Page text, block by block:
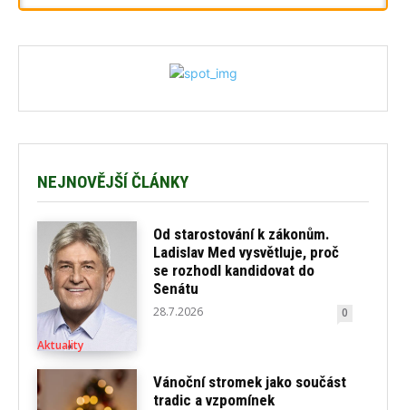
NEJNOVĚJŠÍ ČLÁNKY
Aktuality
Od starostování k zákonům.
Ladislav Med vysvětluje, proč
se rozhodl kandidovat do
Senátu
28.7.2026 0
Vánoční stromek jako součást
tradic a vzpomínek